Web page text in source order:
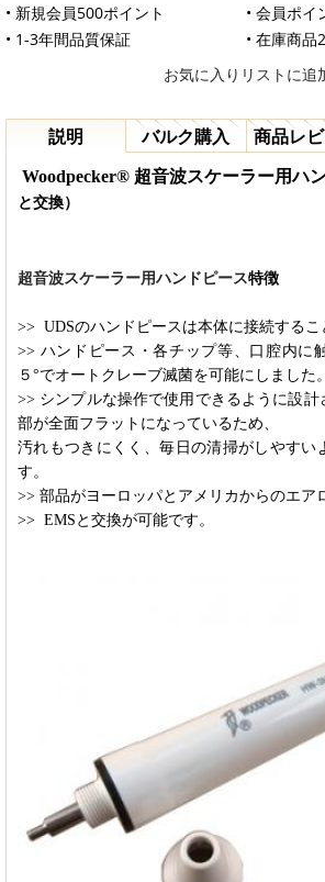
• 新規会員500ポイント
• 会員ポイ
• 1-3年間品質保証
• 在庫商品
お気に入りリストに追
説明 バルク購入 商品レ
Woodpecker® 超音波スケーラー用ハ
と交換）
超音波スケーラー用ハンドピース特徴
>> UDSのハンドピースは本体に接続するこ
>> ハンドピース・各チップ等、口腔内に
５°でオートクレーブ滅菌を可能にしました。
>> シンプルな操作で使用できるように設
部が全面フラットになっているため、
汚れもつきにくく、毎日の清掃がしやすい
す。
>> 部品がヨーロッパとアメリカからのエア
>> EMSと交換が可能です。